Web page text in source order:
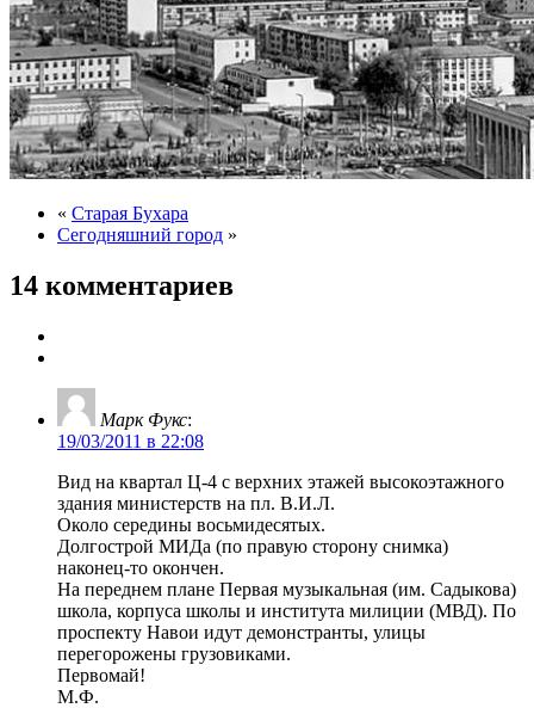
« Старая Бухара
Сегодняшний город »
14 комментариев
Марк Фукс:
19/03/2011 в 22:08
Вид на квартал Ц-4 с верхних этажей высокоэтажного
здания министерств на пл. В.И.Л.
Около середины восьмидесятых.
Долгострой МИДа (по правую сторону снимка)
наконец-то окончен.
На переднем плане Первая музыкальная (им. Садыкова)
школа, корпуса школы и института милиции (МВД). По
проспекту Навои идут демонстранты, улицы
перегорожены грузовиками.
Первомай!
М.Ф.